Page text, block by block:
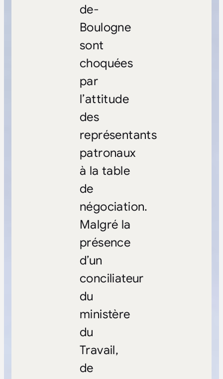
de-
Boulogne
sont
choquées
par
l’attitude
des
représentants
patronaux
à la table
de
négociation.
Malgré la
présence
d’un
conciliateur
du
ministère
du
Travail,
de